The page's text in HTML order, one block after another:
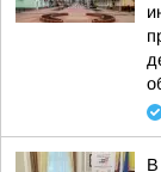
В